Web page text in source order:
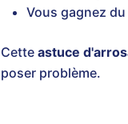
Vous gagnez
Cette astuce
poser problème.